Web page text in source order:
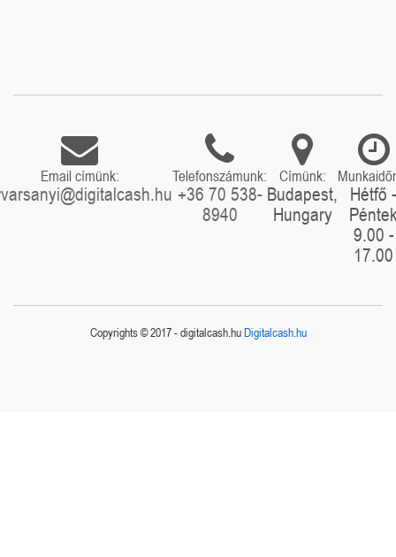
Email címünk: Telefonszámunk:
+36 70 538-
8940
Címünk:
Budapest,
Hungary
Hétfő -
9.00 -
17.00
Copyrights © 2017 - digitalcash.huDigitalcash.hu